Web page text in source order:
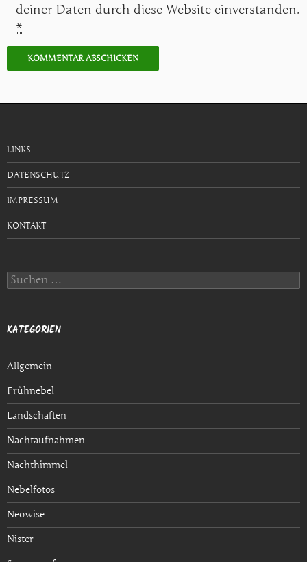
deiner Daten durch diese Website einverstanden.
*
LINKS
DATENSCHUTZ
IMPRESSUM
KONTAKT
S
u
e
a
c
h
:
KATEGORIEN
Allgemein
Frühnebel
Landschaften
Nachtaufnahmen
Nachthimmel
Nebelfotos
Neowise
Nister